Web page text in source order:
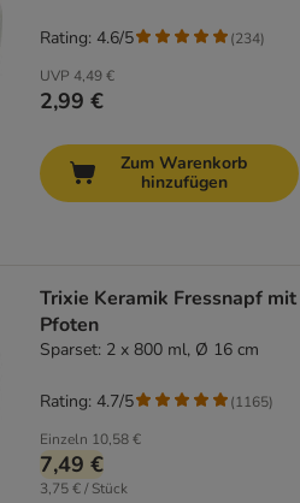
UVP 4,49 €
2,99 €
Rating: 4.6/5 (234)
Zum Warenkorb
hinzufügen
Trixie Keramik Fressnapf mit
Pfoten
Sparset: 2 x 800 ml, Ø 16 cm
Einzeln 10,58 €
7,49 €
3,75 € / Stück
Rating: 4.7/5 (1165)